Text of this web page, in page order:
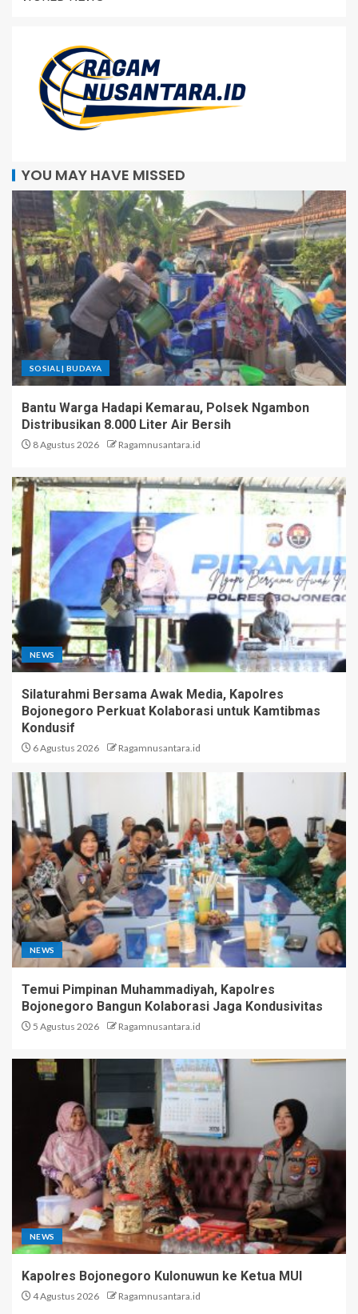
YOU MAY HAVE MISSED
SOSIAL | BUDAYA
Bantu Warga Hadapi Kemarau, Polsek Ngambon
Distribusikan 8.000 Liter Air Bersih
8 Agustus 2026 Ragamnusantara.id
NEWS
Silaturahmi Bersama Awak Media, Kapolres
Bojonegoro Perkuat Kolaborasi untuk Kamtibmas
Kondusif
6 Agustus 2026 Ragamnusantara.id
NEWS
Temui Pimpinan Muhammadiyah, Kapolres
Bojonegoro Bangun Kolaborasi Jaga Kondusivitas
5 Agustus 2026 Ragamnusantara.id
NEWS
Kapolres Bojonegoro Kulonuwun ke Ketua MUI
4 Agustus 2026 Ragamnusantara.id